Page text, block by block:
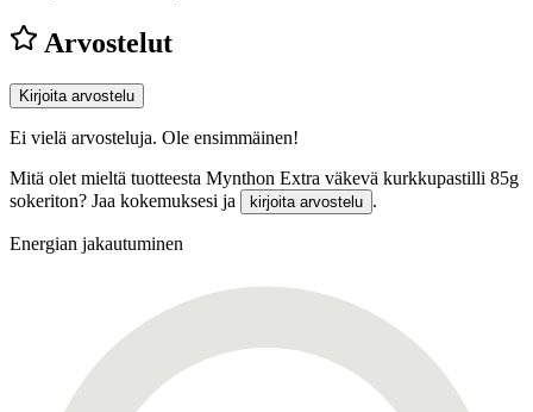
Arvostelut
Kirjoita arvostelu
Ei vielä arvosteluja. Ole ensimmäinen!
Mitä olet mieltä tuotteesta Mynthon Extra väkevä kurkkupastilli 85g
sokeriton? Jaa kokemuksesi ja
kirjoita arvostelu .
Energian jakautuminen